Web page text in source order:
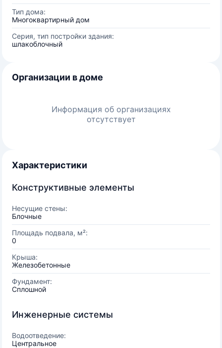
Тип дома:
Многоквартирный дом
Серия, тип постройки здания:
шлакоблочный
Организации в доме
Информация об организациях
отсутствует
Характеристики
Конструктивные элементы
Несущие стены:
Блочные
Площадь подвала, м²:
0
Крыша:
Железобетонные
Фундамент:
Сплошной
Инженерные системы
Водоотведение:
Центральное